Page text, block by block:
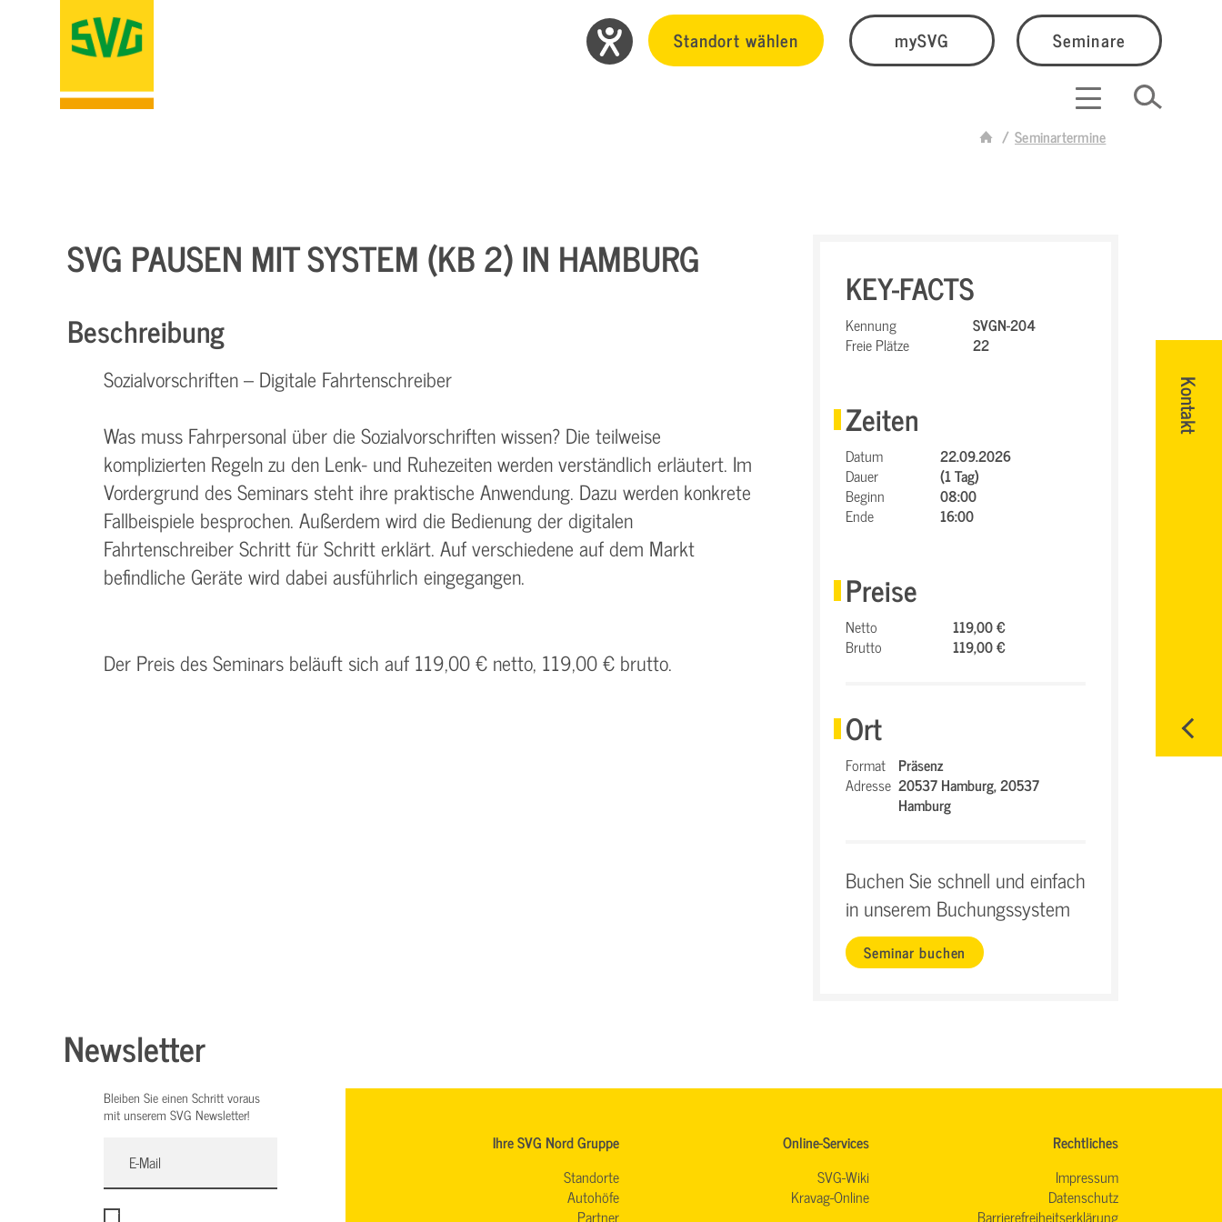
Standort wählen mySVG Seminare
Seminartermine
Kontakt
SVG PAUSEN MIT SYSTEM (KB 2) IN HAMBURG
Beschreibung
Sozialvorschriften – Digitale Fahrtenschreiber
Was muss Fahrpersonal über die Sozialvorschriften wissen? Die teilweise
komplizierten Regeln zu den Lenk- und Ruhezeiten werden verständlich erläutert. Im
Vordergrund des Seminars steht ihre praktische Anwendung. Dazu werden konkrete
Fallbeispiele besprochen. Außerdem wird die Bedienung der digitalen
Fahrtenschreiber Schritt für Schritt erklärt. Auf verschiedene auf dem Markt
befindliche Geräte wird dabei ausführlich eingegangen.
Der Preis des Seminars beläuft sich auf 119,00 € netto, 119,00 € brutto.
KEY-FACTS
Kennung
SVGN-204
Freie Plätze
22
Zeiten
Datum
22.09.2026
Dauer
(1 Tag)
Beginn
08:00
Ende
16:00
Preise
Netto
119,00 €
Brutto
119,00 €
Ort
Format Präsenz
Adresse 20537 Hamburg,20537
Hamburg
Buchen Sie schnell und einfach
in unserem Buchungssystem
Seminar buchen
Newsletter
Bleiben Sie einen Schritt voraus
mit unserem SVG Newsletter!
Ihre SVG Nord Gruppe
Standorte
Autohöfe
Partner
Online-Services
SVG-Wiki
Kravag-Online
Rechtliches
Impressum
Datenschutz
Barrierefreiheitserklärung